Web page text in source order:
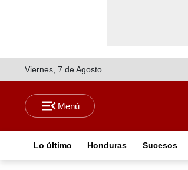
Viernes, 7 de Agosto
Lo último Honduras Sucesos